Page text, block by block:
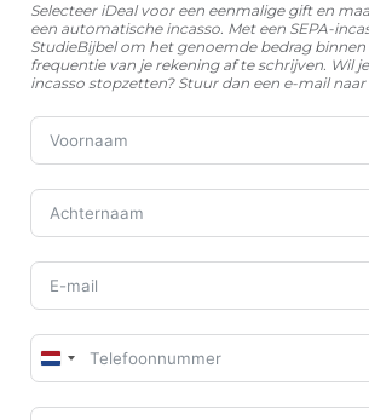
Selecteer iDeal voor een eenmalige gift en
een automatische incasso. Met een SEPA-
StudieBijbel om het genoemde bedrag binnen
frequentie van je rekening af te schrijven. Wil
incasso stopzetten? Stuur dan een e-mail naar
Netherlands
+31